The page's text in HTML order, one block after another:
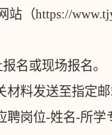
站（https://
名或现场报名。
料发送至指定
聘岗位-姓名-所学